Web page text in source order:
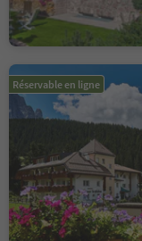
Réservable en ligne